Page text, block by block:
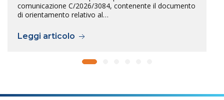
comunicazione C/2026/3084, contenente il documento
di orientamento relativo al…
Leggi articolo